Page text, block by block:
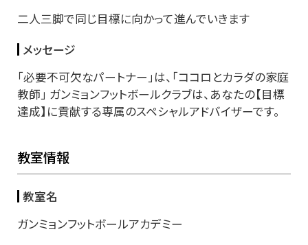
二人三脚で同じ目標に向かって進んでいきます
メッセージ
「必要不可欠なパートナー」は、「ココロとカラダの家庭
教師」 ガンミョンフットボールクラブは、あなたの【目標
達成】に貢献する専属のスペシャルアドバイザーです。
教室情報
教室名
ガンミョンフットボールアカデミー